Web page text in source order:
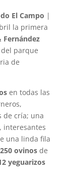
El Campo |
la primera
Fernández
parque
de
en todas las
de cría; una
interesantes
una linda fila
250 ovinosde
yeguarizos